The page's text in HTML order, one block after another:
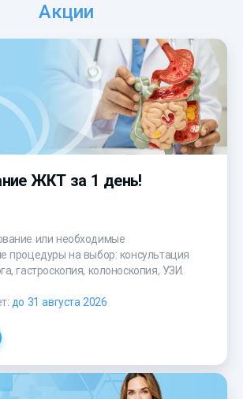
Акции
ЖКТ за 1 день!
или необходимые
процедуры на выбор: консультация
гастроскопия, колоноскопия, УЗИ.
до 31 августа 2026